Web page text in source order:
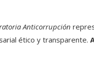
Anticorrupción
ético y transparente.